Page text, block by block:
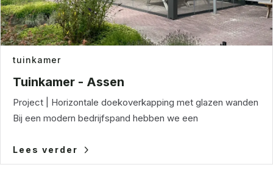
tuinkamer
Tuinkamer - Assen
Project | Horizontale doekoverkapping met glazen wanden
Bij een modern bedrijfspand hebben we een
Lees verder